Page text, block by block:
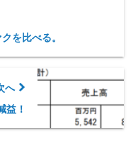
を比べる。
へ
益！